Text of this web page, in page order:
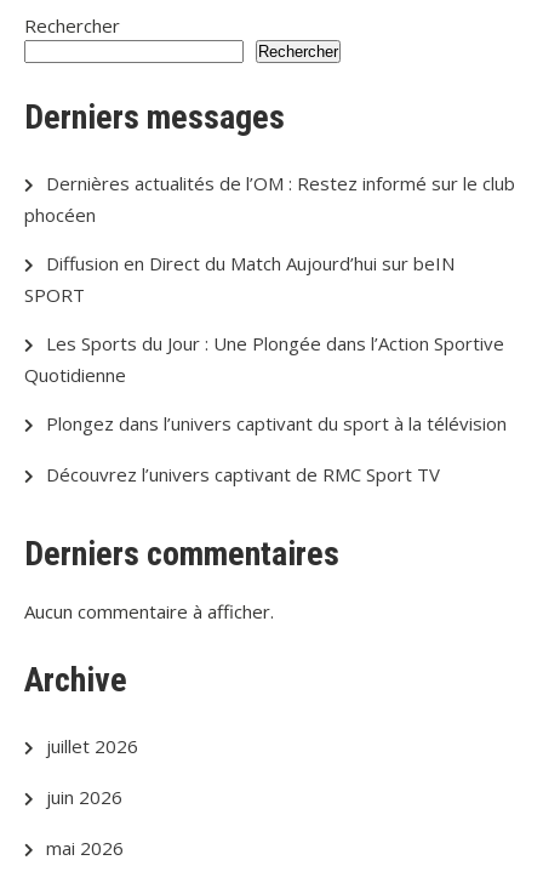
Rechercher
Rechercher
Derniers messages
Dernières actualités de l’OM : Restez informé sur le club
phocéen
Diffusion en Direct du Match Aujourd’hui sur beIN
SPORT
Les Sports du Jour : Une Plongée dans l’Action Sportive
Quotidienne
Plongez dans l’univers captivant du sport à la télévision
Découvrez l’univers captivant de RMC Sport TV
Derniers commentaires
Aucun commentaire à afficher.
Archive
juillet 2026
juin 2026
mai 2026